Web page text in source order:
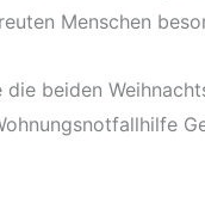
Menschen
beiden